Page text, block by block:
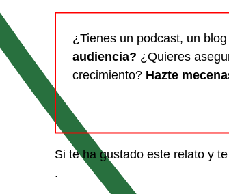
¿Tienes un podcast, un
audiencia? ¿Quieres
crecimiento? Hazte
Si te ha gustado este relato y
.